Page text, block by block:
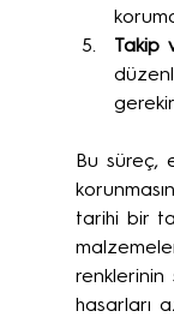
Takip
Bu süreç,
tarihi bir
renklerinin
hasarları